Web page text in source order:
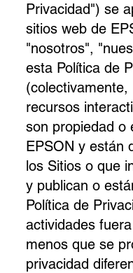
Privacidad") se
sitios web de
"nosotros",
esta Política de
recursos
son propiedad o
EPSON y están
los Sitios o que
y publican o
Política de
actividades
menos que se
privacidad